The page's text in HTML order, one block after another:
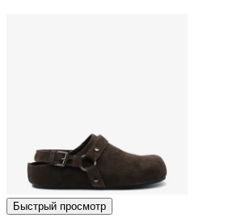
Быстрый просмотр